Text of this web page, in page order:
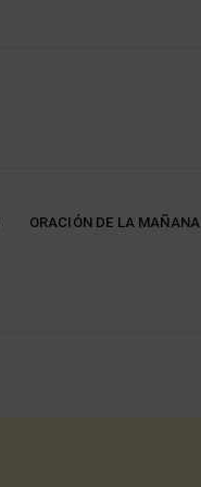
ORACIÓN DE LA MAÑANA